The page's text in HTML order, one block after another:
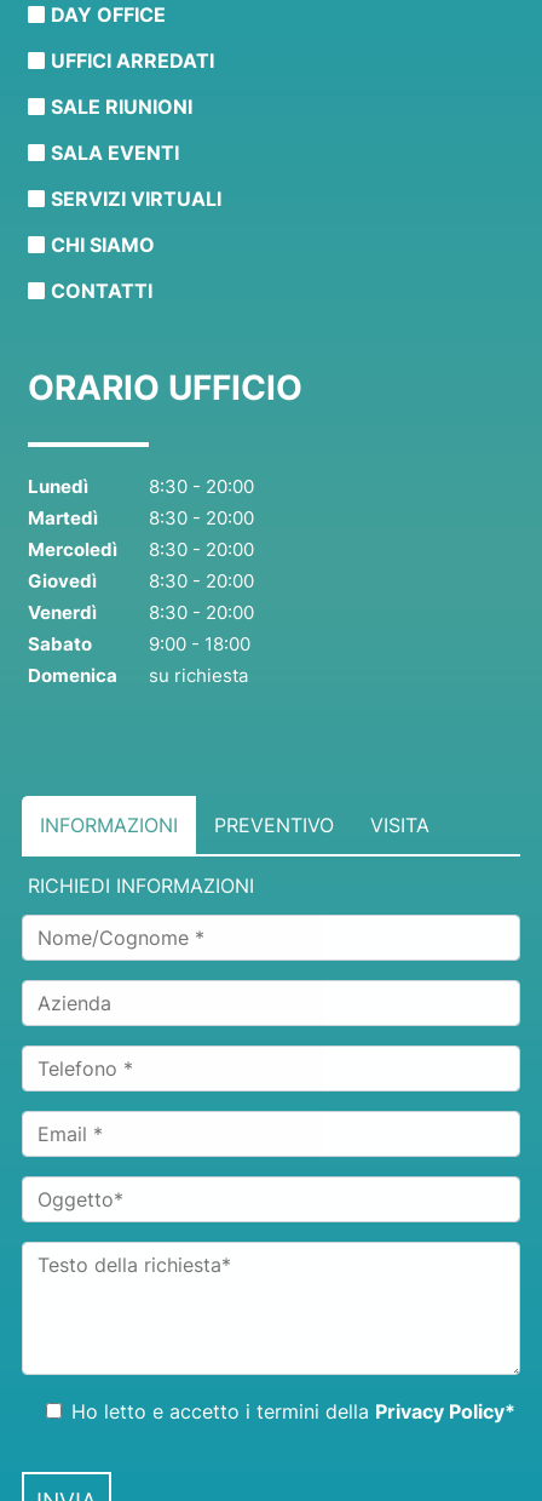
DAY OFFICE
UFFICI ARREDATI
SALE RIUNIONI
SALA EVENTI
SERVIZI VIRTUALI
CHI SIAMO
CONTATTI
ORARIO UFFICIO
Lunedì
8:30 - 20:00
Martedì
8:30 - 20:00
Mercoledì
8:30 - 20:00
Giovedì
8:30 - 20:00
Venerdì
8:30 - 20:00
Sabato
9:00 - 18:00
Domenica
su richiesta
INFORMAZIONI PREVENTIVO VISITA
RICHIEDI INFORMAZIONI
Ho letto e accetto i termini della Privacy Policy*